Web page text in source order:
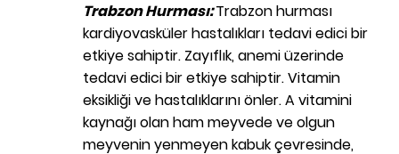
Trabzon Hurması:Trabzon hurması
kardiyovasküler hastalıkları tedavi edici bir
etkiye sahiptir. Zayıflık,anemiüzerinde
tedavi edici bir etkiye sahiptir. Vitamin
eksikliği ve hastalıklarını önler.A vitamini
kaynağı olan ham meyvede ve olgun
meyvenin yenmeyen kabuk çevresinde,